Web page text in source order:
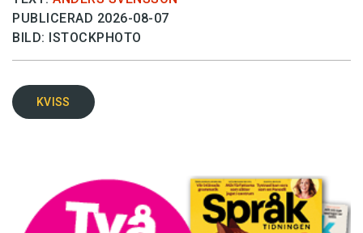
PUBLICERAD 2026-08-07
BILD: ISTOCKPHOTO
KVISS